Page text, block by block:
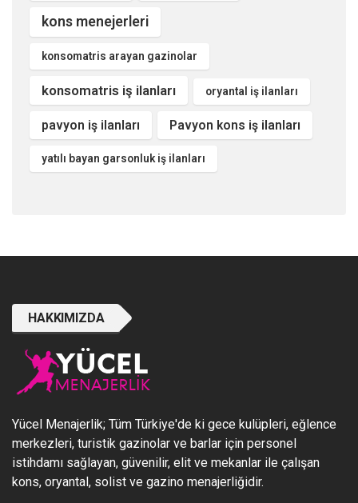
kons menejerleri
konsomatris arayan gazinolar
konsomatris iş ilanları oryantal iş ilanları
pavyon iş ilanları Pavyon kons iş ilanları
yatılı bayan garsonluk iş ilanları
HAKKIMIZDA
Yücel Menajerlik; Tüm Türkiye'de ki gece kulüpleri, eğlence
merkezleri, turistik gazinolar ve barlar için personel
istihdamı sağlayan, güvenilir, elit ve mekanlar ile çalışan
kons, oryantal, solist ve gazino menajerliğidir.